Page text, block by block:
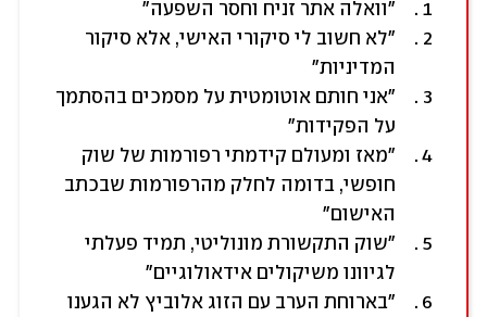
"וואלה אתר זניח וחסר השפעה"
המדיניות"
"אני חותם אוטומטית על מסמכים בהסתמך
על הפקידות"
האישום"
"שוק התקשורת מונוליטי, תמיד פעלתי
לגיוונו משיקולים אידאולוגיים"
"בארוחת הערב עם הזוג אלוביץ לא הגענו